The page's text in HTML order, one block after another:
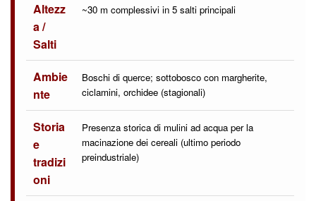
Altezz
a /
Salti
~30 m complessivi in 5 salti principali
Ambie
nte
Boschi di querce; sottobosco con margherite,
ciclamini, orchidee (stagionali)
Storia
e
tradizi
oni
Presenza storica di mulini ad acqua per la
macinazione dei cereali (ultimo periodo
preindustriale)